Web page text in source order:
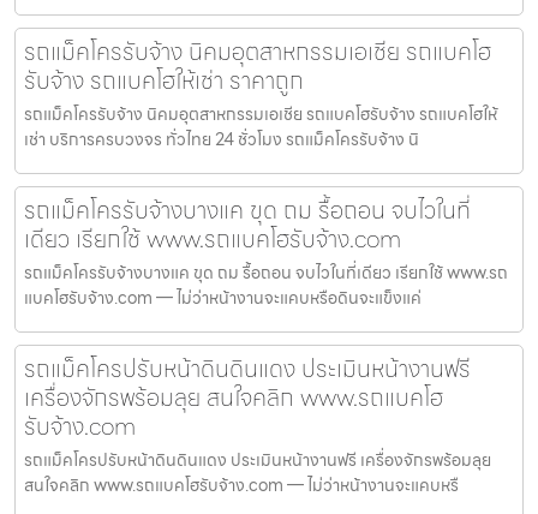
รถแม็คโครรับจ้าง นิคมอุตสาหกรรมเอเชีย รถแบคโฮ
รับจ้าง รถแบคโฮให้เช่า ราคาถูก
รถแม็คโครรับจ้าง นิคมอุตสาหกรรมเอเชีย รถแบคโฮรับจ้าง รถแบคโฮให้
เช่า บริการครบวงจร ทั่วไทย 24 ชั่วโมง รถแม็คโครรับจ้าง นิ
รถแม็คโครรับจ้างบางแค ขุด ถม รื้อถอน จบไวในที่
เดียว เรียกใช้ www.รถแบคโฮรับจ้าง.com
รถแม็คโครรับจ้างบางแค ขุด ถม รื้อถอน จบไวในที่เดียว เรียกใช้ www.รถ
แบคโฮรับจ้าง.com — ไม่ว่าหน้างานจะแคบหรือดินจะแข็งแค่
รถแม็คโครปรับหน้าดินดินแดง ประเมินหน้างานฟรี
เครื่องจักรพร้อมลุย สนใจคลิก www.รถแบคโฮ
รับจ้าง.com
รถแม็คโครปรับหน้าดินดินแดง ประเมินหน้างานฟรี เครื่องจักรพร้อมลุย
สนใจคลิก www.รถแบคโฮรับจ้าง.com — ไม่ว่าหน้างานจะแคบหรื